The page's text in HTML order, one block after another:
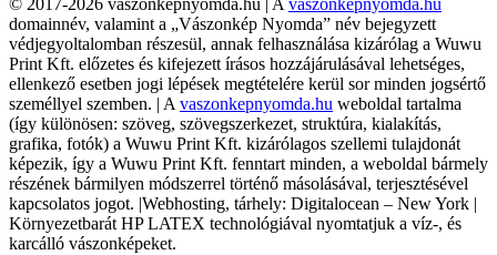
© 2017-2026 vaszonkepnyomda.hu | A vaszonkepnyomda.hu
domainnév, valamint a „Vászonkép Nyomda” név bejegyzett
védjegyoltalomban részesül, annak felhasználása kizárólag a Wuwu
Print Kft. előzetes és kifejezett írásos hozzájárulásával lehetséges,
ellenkező esetben jogi lépések megtételére kerül sor minden jogsértő
személlyel szemben. | A vaszonkepnyomda.hu weboldal tartalma
(így különösen: szöveg, szövegszerkezet, struktúra, kialakítás,
grafika, fotók) a Wuwu Print Kft. kizárólagos szellemi tulajdonát
képezik, így a Wuwu Print Kft. fenntart minden, a weboldal bármely
részének bármilyen módszerrel történő másolásával, terjesztésével
kapcsolatos jogot. |Webhosting, tárhely: Digitalocean – New York |
Környezetbarát HP LATEX technológiával nyomtatjuk a víz-, és
karcálló vászonképeket.